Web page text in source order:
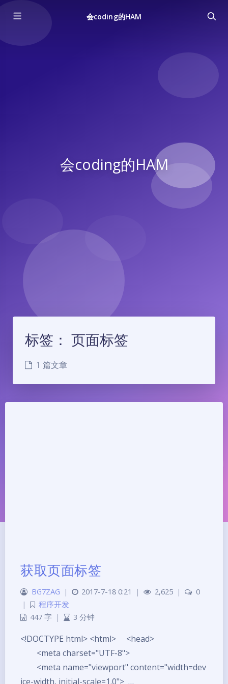
会coding的HAM
会coding的HAM
夜间模式
关闭
标签： 页面标签
1 篇文章
获取页面标签
BG7ZAG | 2017-7-18 0:21 | 2,625 |
0
|
程序开发
447 字 | 3 分钟
<!DOCTYPE html> <html> <head>
<meta charset="UTF-8">
<meta name="viewport" content="width=dev
ice-width, initial-scale=1.0"> …